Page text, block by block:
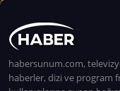
habersunum.com,
haberler, dizi ve program